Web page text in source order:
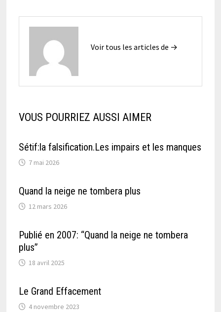
Voir tous les articles de →
VOUS POURRIEZ AUSSI AIMER
Sétif:la falsification.Les impairs et les manques
7 mai 2026
Quand la neige ne tombera plus
12 mars 2026
Publié en 2007: “Quand la neige ne tombera
plus”
18 avril 2025
Le Grand Effacement
4 novembre 2023